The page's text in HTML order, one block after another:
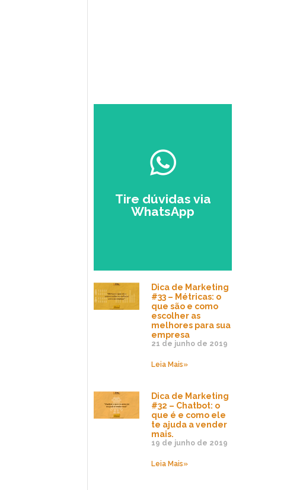
Tire dúvidas via
WhatsApp
ESTUDANTE
Dica de Marketing
#33 – Métricas: o
que são e como
escolher as
melhores para sua
empresa
21 de junho de 2019
Leia Mais»
Dica de Marketing
#32 – Chatbot: o
que é e como ele
te ajuda a vender
mais.
19 de junho de 2019
Leia Mais»